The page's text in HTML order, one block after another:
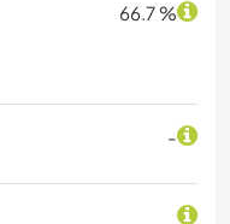
66.7 %
-